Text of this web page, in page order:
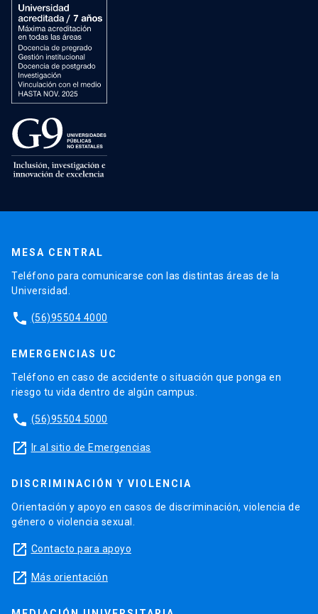
MESA CENTRAL
Teléfono para comunicarse con las distintas áreas de la
Universidad.
phone (56)95504 4000
EMERGENCIAS UC
Teléfono en caso de accidente o situación que ponga en
riesgo tu vida dentro de algún campus.
phone (56)95504 5000
launch Ir al sitio de Emergencias
DISCRIMINACIÓN Y VIOLENCIA
Orientación y apoyo en casos de discriminación, violencia de
género o violencia sexual.
launch Contacto para apoyo
launch Más orientación